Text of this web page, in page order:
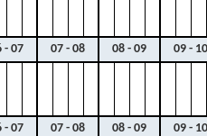
- 07 07 - 08 08 - 09 09 - 10
- 07 07 - 08 08 - 09 09 - 10